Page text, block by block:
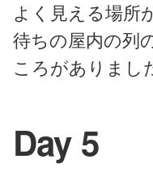
よく見える場所
待ちの屋内の列
ころがありまし
Day 5